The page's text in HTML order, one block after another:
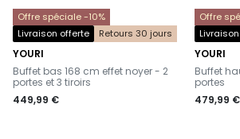
Offre spéciale -10%
Livraison offerte
Retours 30 jours
YOURI
-
Buffet bas 168 cm effet noyer - 2
portes et 3 tiroirs
449,99 €
Offre
YOURI
-
Buffet
portes
479,99 €